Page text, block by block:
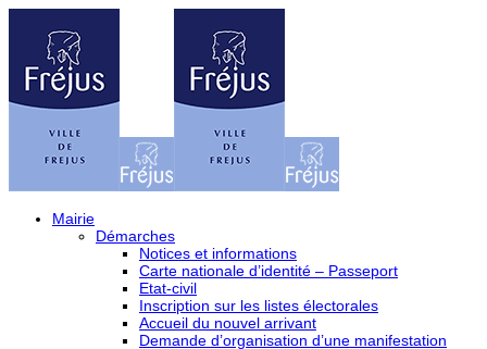
Mairie
Démarches
Notices et informations
Carte nationale d’identité – Passeport
Etat-civil
Inscription sur les listes électorales
Accueil du nouvel arrivant
Demande d’organisation d’une manifestation